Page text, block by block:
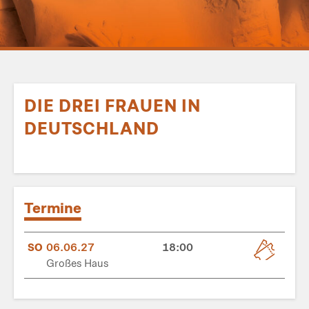
DIE DREI FRAUEN IN
DEUTSCHLAND
Termine
SO 06.06.27
18:00
Großes Haus